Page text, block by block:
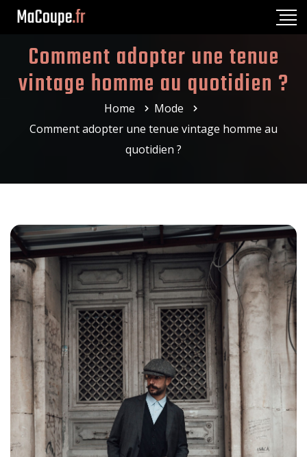
Comment adopter une tenue
vintage homme au quotidien ?
Home
Mode
Comment adopter une tenue vintage homme au
quotidien ?